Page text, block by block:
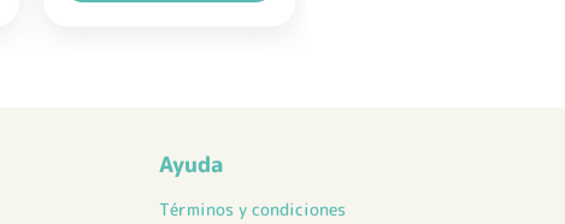
Ayuda
Términos y condiciones